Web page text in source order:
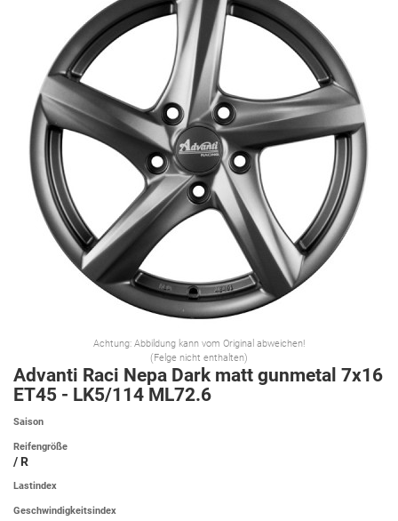
Achtung: Abbildung kann vom Original abweichen!
(Felge nicht enthalten)
Advanti Raci Nepa Dark matt gunmetal 7x16
ET45 - LK5/114 ML72.6
Saison
Reifengröße
/ R
Lastindex
Geschwindigkeitsindex